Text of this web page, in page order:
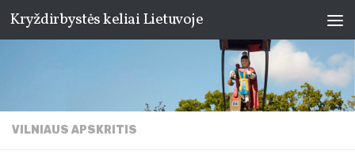
Skip to content
Kryždirbystės keliai Lietuvoje
VILNIAUS APSKRITIS